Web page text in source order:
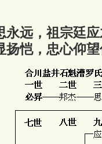
永远，祖宗廷
扬恺，忠心仰